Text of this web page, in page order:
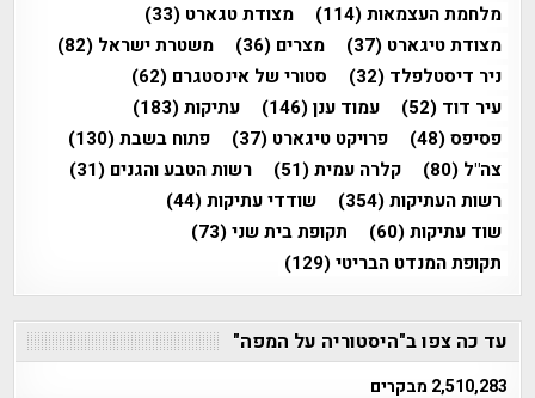
מלחמת העצמאות(114) מצודת טגארט (33)
מצודת טיגארט (37) מצרים (36) משטרת ישראל (82)
ניר דיסטלפלד (32) סטורי של אינסטגרם (62)
עיר דוד (52) עמוד ענן(146) עתיקות(183)
פסיפס(48) פרויקט טיגארט (37) פתוח בשבת(130)
צה"ל (80) קלרה עמית(51) רשות הטבע והגנים (31)
רשות העתיקות(354) שודדי עתיקות(44)
שוד עתיקות(60) תקופת בית שני(73)
תקופת המנדט הבריטי(129)
עד כה צפו ב"היסטוריה על המפה"
2,510,283 מבקרים